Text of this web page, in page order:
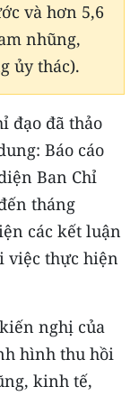
và hơn 5,6
nhũng,
ủy thác).
đạo đã thảo
Báo cáo
Ban Chỉ
tháng
các kết luận
việc thực hiện
nghị của
hình thu hồi
kinh tế,